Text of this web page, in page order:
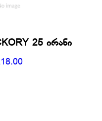
25 ირანი
18.00